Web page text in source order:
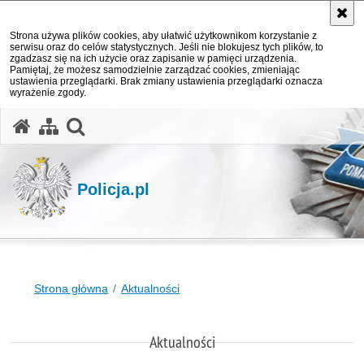
Strona używa plików cookies, aby ułatwić użytkownikom korzystanie z
serwisu oraz do celów statystycznych. Jeśli nie blokujesz tych plików, to
zgadzasz się na ich użycie oraz zapisanie w pamięci urządzenia.
Pamiętaj, że możesz samodzielnie zarządzać cookies, zmieniając
ustawienia przeglądarki. Brak zmiany ustawienia przeglądarki oznacza
wyrażenie zgody.
Policja.pl
Strona główna Aktualności
Aktualności